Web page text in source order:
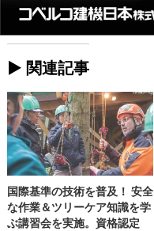
► 関連記事
国際基準の技術を普及！ 安全
な作業＆ツリーケア知識を学
ぶ講習会を実施。資格認定